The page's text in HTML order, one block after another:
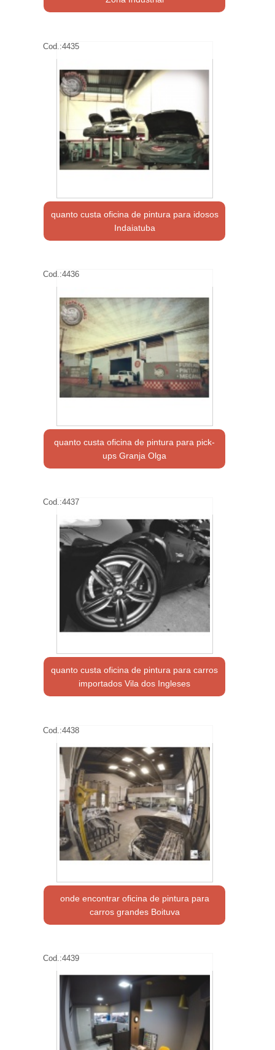
Cod.:4435
quanto custa oficina de pintura para idosos
Indaiatuba
Cod.:4436
quanto custa oficina de pintura para pick-
ups Granja Olga
Cod.:4437
quanto custa oficina de pintura para carros
importados Vila dos Ingleses
Cod.:4438
onde encontrar oficina de pintura para
carros grandes Boituva
Cod.:4439